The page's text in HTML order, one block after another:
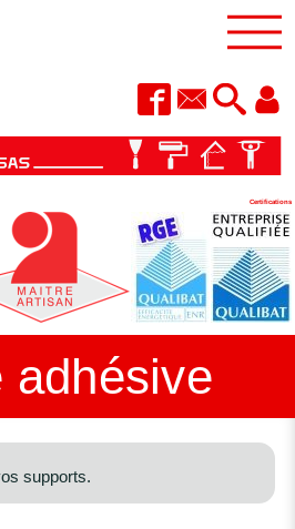
Certifications
adhésive
supports.